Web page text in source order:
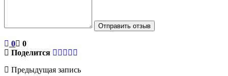
Отправить отзыв
0
0
Поделится
Предыдущая запись